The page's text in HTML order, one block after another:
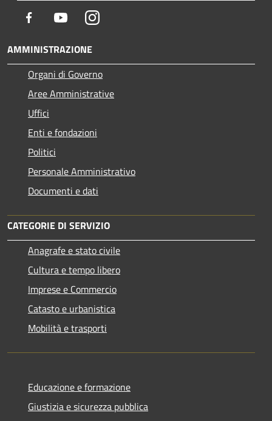
Facebook YoutubeInstagram
AMMINISTRAZIONE
Organi di Governo
Aree Amministrative
Uffici
Enti e fondazioni
Politici
Personale Amministrativo
Documenti e dati
CATEGORIE DI SERVIZIO
Anagrafe e stato civile
Cultura e tempo libero
Imprese e Commercio
Catasto e urbanistica
Mobilità e trasporti
Educazione e formazione
Giustizia e sicurezza pubblica